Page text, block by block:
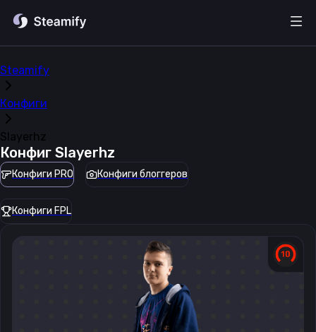
Steamify
Конфиги
Slayerhz
Конфиг Slayerhz
Конфиги PRO Конфиги блоггеров
Конфиги FPL